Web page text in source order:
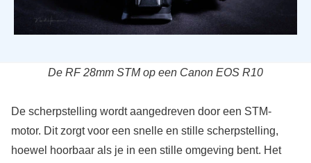
De RF 28mm STM op een Canon EOS R10
De scherpstelling wordt aangedreven door een STM-
motor. Dit zorgt voor een snelle en stille scherpstelling,
hoewel hoorbaar als je in een stille omgeving bent. Het